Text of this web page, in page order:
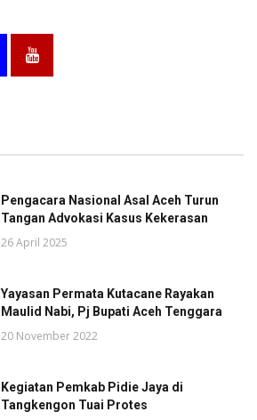
Pengacara Nasional Asal Aceh Turun
Tangan Advokasi Kasus Kekerasan
26 April 2025
Yayasan Permata Kutacane Rayakan
Maulid Nabi, Pj Bupati Aceh Tenggara
20 November 2022
Kegiatan Pemkab Pidie Jaya di
Tangkengon Tuai Protes